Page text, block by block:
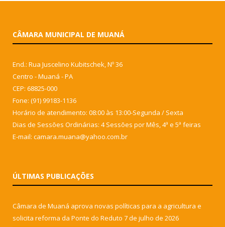
CÂMARA MUNICIPAL DE MUANÁ
End.: Rua Juscelino Kubitschek, Nº 36
Centro - Muaná - PA
CEP: 68825-000
Fone: (91) 99183-1136
Horário de atendimento: 08:00 às 13:00-Segunda / Sexta
Dias de Sessões Ordinárias: 4 Sessões por Mês, 4ª e 5ª feiras
E-mail: camara.muana@yahoo.com.br
ÚLTIMAS PUBLICAÇÕES
Câmara de Muaná aprova novas políticas para a agricultura e
solicita reforma da Ponte do Reduto 7 de julho de 2026